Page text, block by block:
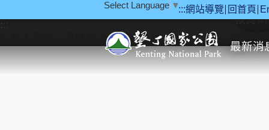
:::網站導覽 回首頁
Select Language ▼
最新消
::: 教育